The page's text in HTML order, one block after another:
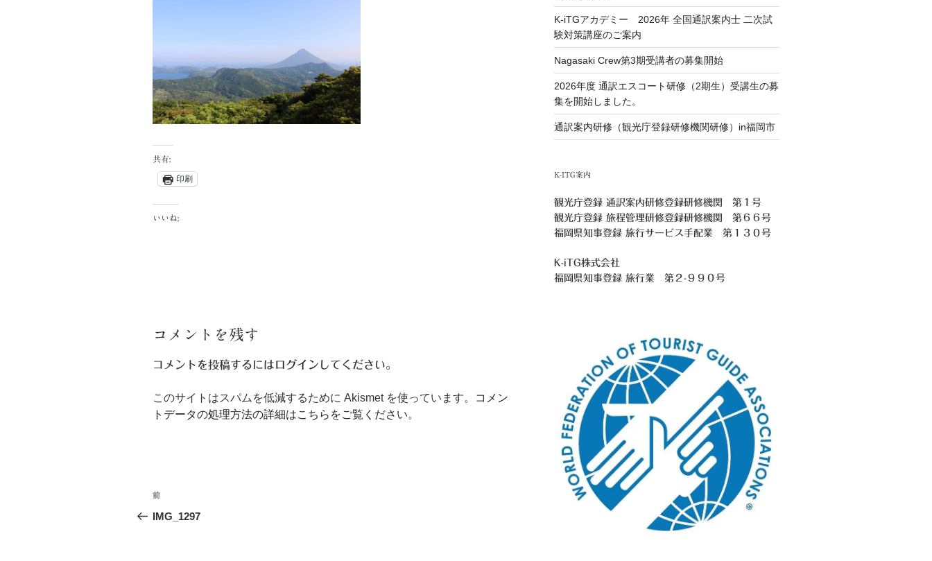
共有:
印刷
いいね:
コメントを残す
コメントを投稿するにはログイン してください。
このサイトはスパムを低減するために Akismet を使っています。
コメン
トデータの処理方法の詳細はこちらをご覧ください。
投
稿
前
の
前
IMG_1297
K-iTGアカデミー 2026年 全国通訳案内士 二次試
験対策講座のご案内
Nagasaki Crew第3期受講者の募集開始
2026年度 通訳エスコート研修（2期生）受講生の募
集を開始しました。
通訳案内研修（観光庁登録研修機関研修）in福岡市
K-ITG案内
観光庁登録 通訳案内研修登録研修機関 第１号
観光庁登録 旅程管理研修登録研修機関 第６６号
福岡県知事登録 旅行サービス手配業 第１３０号
K-iTG株式会社
福岡県知事登録 旅行業 第２-９９０号